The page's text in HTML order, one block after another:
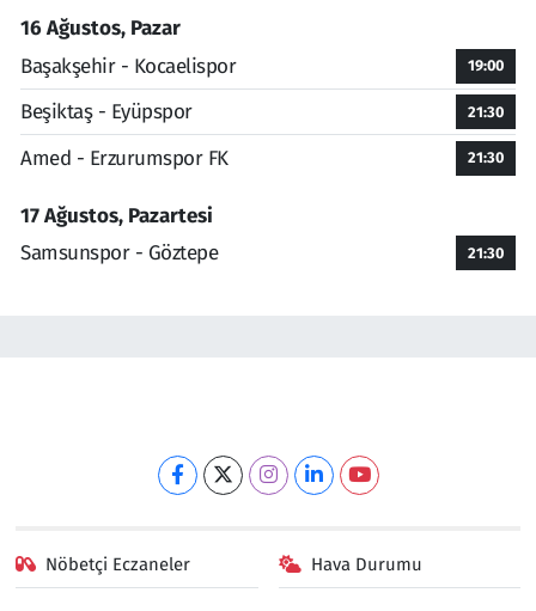
16 Ağustos, Pazar
Başakşehir - Kocaelispor
19:00
Beşiktaş - Eyüpspor 21:30
Amed - Erzurumspor FK 21:30
17 Ağustos, Pazartesi
Samsunspor - Göztepe
21:30
Nöbetçi Eczaneler Hava Durumu